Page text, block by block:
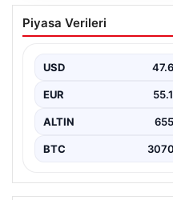
Torreira’ya
istenen ceza belli
İstenilen Ceza Belli Oldu”,
Piyasa Verileri
USD
EUR
ALTIN
BTC